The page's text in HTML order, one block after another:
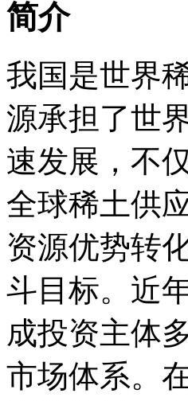
简介
我国是世界
源承担了世
速发展，不
全球稀土供
资源优势转
斗目标。近
成投资主体
市场体系。